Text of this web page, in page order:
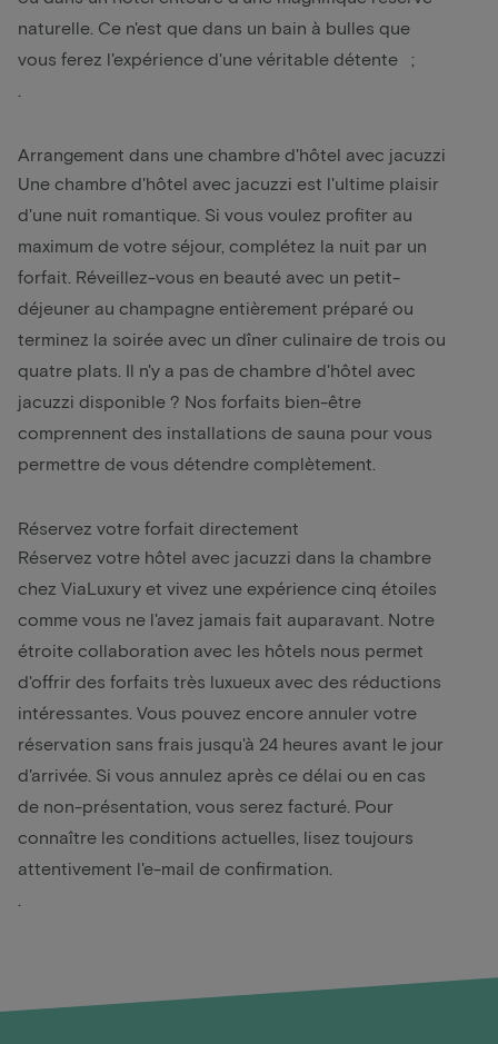
naturelle. Ce n'est que dans un bain à bulles que
vous ferez l'expérience d'une véritable détente ;
Arrangement dans une chambre d'hôtel avec jacuzzi
Une chambre d'hôtel avec jacuzzi est l'ultime plaisir
d'une nuit romantique. Si vous voulez profiter au
maximum de votre séjour, complétez la nuit par un
forfait. Réveillez-vous en beauté avec un petit-
déjeuner au champagne entièrement préparé ou
terminez la soirée avec un dîner culinaire de trois ou
quatre plats. Il n'y a pas de chambre d'hôtel avec
jacuzzi disponible ? Nos forfaits bien-être
comprennent des installations de sauna pour vous
permettre de vous détendre complètement.
Réservez votre forfait directement
Réservez votre hôtel avec jacuzzi dans la chambre
chez ViaLuxury et vivez une expérience cinq étoiles
comme vous ne l'avez jamais fait auparavant. Notre
étroite collaboration avec les hôtels nous permet
d'offrir des forfaits très luxueux avec des réductions
intéressantes. Vous pouvez encore annuler votre
réservation sans frais jusqu'à 24 heures avant le jour
d'arrivée. Si vous annulez après ce délai ou en cas
de non-présentation, vous serez facturé. Pour
connaître les conditions actuelles, lisez toujours
attentivement l'e-mail de confirmation.